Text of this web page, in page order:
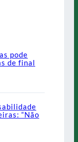
pode
de final
“Não